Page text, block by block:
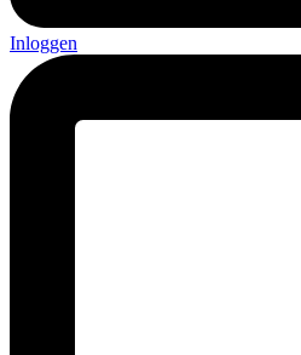
Inloggen